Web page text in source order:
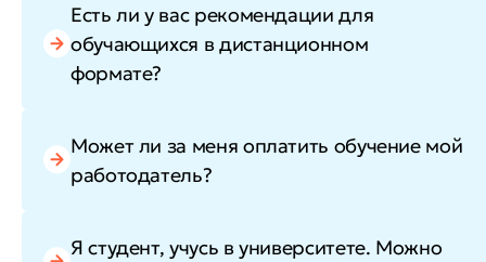
Есть ли у вас рекомендации для
обучающихся в дистанционном
формате?
Может ли за меня оплатить обучение мой
работодатель?
Я студент, учусь в университете. Можно